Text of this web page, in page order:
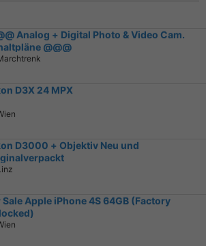
Analog + Digital Photo & Video Cam.
@@@
D3X 24 MPX
Neu und
Sale Apple iPhone 4S 64GB (Factory